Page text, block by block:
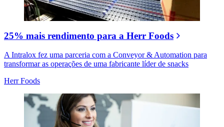
25% mais rendimento para a Herr Foods
A Intralox fez uma parceria com a Conveyor & Automation para
transformar as operações de uma fabricante líder de snacks
Herr Foods